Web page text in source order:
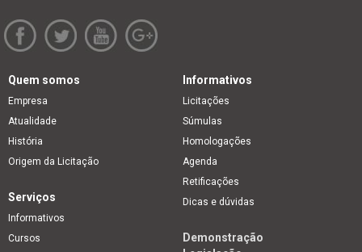
Quem somos
Empresa
Atualidade
História
Origem da Licitação
Informativos
Licitações
Súmulas
Homologações
Agenda
Retificações
Dicas e dúvidas
Serviços
Informativos
Cursos
Demonstração